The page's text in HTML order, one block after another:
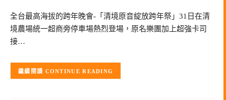
全台最高海拔的跨年晚會-「清境原音綻放跨年祭」31日在清
境農場統一超商旁停車場熱烈登場，原名樂團加上超強卡司
接…
CONTINUE READING